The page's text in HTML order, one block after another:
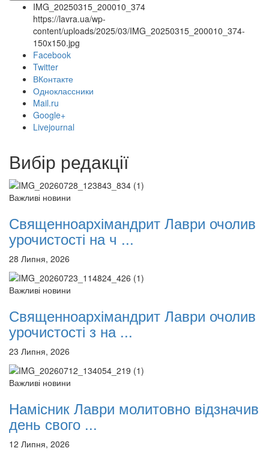
онлайн трансляції
12 сентября 2015
12 сентября 2015
12 сентября 2015
12 сентября 2015
12 сентября 2015
Название трансляции
12 сентября 2015Название трансляции
12 сентября 2015
Название трансляции
Перейти до архіву
IMG_20250315_200010_374
https://lavra.ua/wp-
content/uploads/2025/03/IMG_20250315_200010_374-
150x150.jpg
Facebook
Twitter
ВКонтакте
Одноклассники
Mail.ru
Google+
Livejournal
Вибір редакції
Важливі новини
Священноархімандрит Лаври очолив
урочистості на ч ...
28 Липня, 2026
Важливі новини
Священноархімандрит Лаври очолив
урочистості з на ...
23 Липня, 2026
Важливі новини
Намісник Лаври молитовно відзначив
день свого ...
12 Липня, 2026